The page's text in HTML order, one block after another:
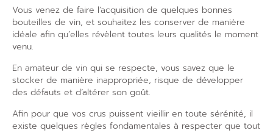
Vous venez de faire l’acquisition de quelques bonnes
bouteilles de vin, et souhaitez les conserver de manière
idéale afin qu’elles révèlent toutes leurs qualités le moment
venu.
En amateur de vin qui se respecte, vous savez que le
stocker de manière inappropriée, risque de développer
des défauts et d’altérer son goût.
Afin pour que vos crus puissent vieillir en toute sérénité, il
existe quelques règles fondamentales à respecter que tout